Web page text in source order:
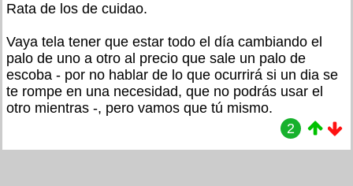
Rata de los de cuidao.
Vaya tela tener que estar todo el día cambiando el
palo de uno a otro al precio que sale un palo de
escoba - por no hablar de lo que ocurrirá si un dia se
te rompe en una necesidad, que no podrás usar el
otro mientras -, pero vamos que tú mismo.
2